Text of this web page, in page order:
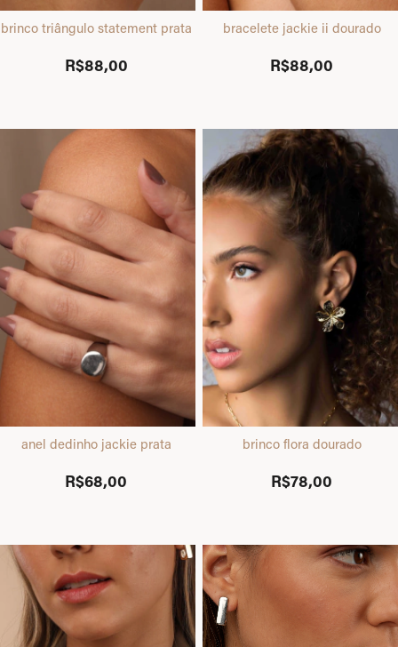
brinco triângulo statement prata
R$88,00
bracelete jackie ii dourado
R$88,00
anel dedinho jackie prata
R$68,00
brinco flora dourado
R$78,00